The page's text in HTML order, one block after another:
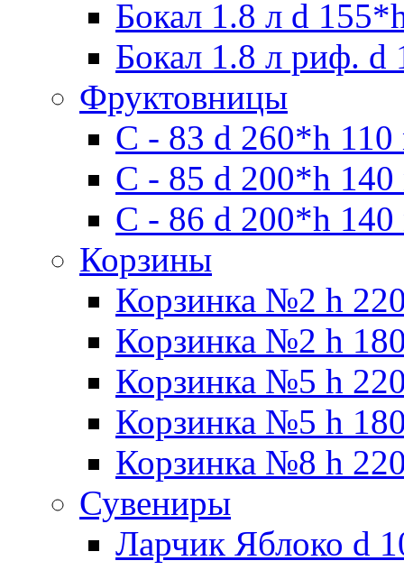
Бокал 1.8 л d
Бокал 1.8 л риф.
Фруктовницы
С - 83 d 260*h
С - 85 d 200*h
С - 86 d 200*h
Корзины
Корзинка №2 h
Корзинка №2 h
Корзинка №5 h
Корзинка №5 h
Корзинка №8 h
Сувениры
Ларчик Яблоко d